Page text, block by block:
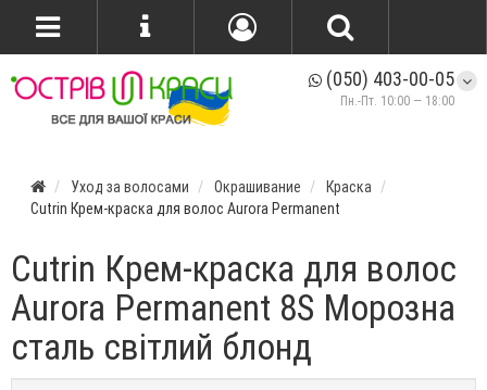
(050) 403-00-05
Пн.-Пт. 10:00 — 18:00
Уход за волосами Окрашивание
Краска
Cutrin Крем-краска для волос Aurora Permanent
Cutrin Крем-краска для волос
Aurora Permanent 8S Морозна
сталь світлий блонд